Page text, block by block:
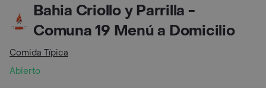
Bahia Criollo y Parrilla -
Comuna 19 Menú a Domicilio
Comida Típica
Abierto